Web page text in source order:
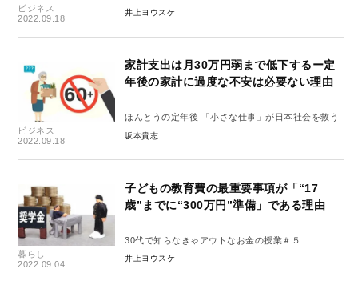
ビジネス
2022.09.18
井上ヨウスケ
ビジネス
2022.09.18
家計支出は月30万円弱まで低下するー定
年後の家計に過度な不安は必要ない理由
ほんとうの定年後 「小さな仕事」が日本社会を救う
坂本貴志
暮らし
2022.09.04
子どもの教育費の最重要事項が「“17
歳”までに“300万円”準備」である理由
30代で知らなきゃアウトなお金の授業＃５
井上ヨウスケ